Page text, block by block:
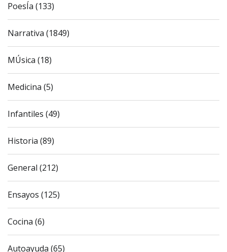
PoesÍa (133)
Narrativa (1849)
MÚsica (18)
Medicina (5)
Infantiles (49)
Historia (89)
General (212)
Ensayos (125)
Cocina (6)
Autoayuda (65)